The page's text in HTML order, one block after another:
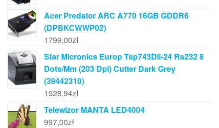
Acer Predator ARC A770 16GB GDDR6
(DPBKCWWP02)
1799,00zł
Star Micronics Europ Tsp743Dii-24 Rs232 8
Dots/Mm (203 Dpi) Cutter Dark Grey
(39442310)
1528,94zł
Telewizor MANTA LED4004
997,00zł